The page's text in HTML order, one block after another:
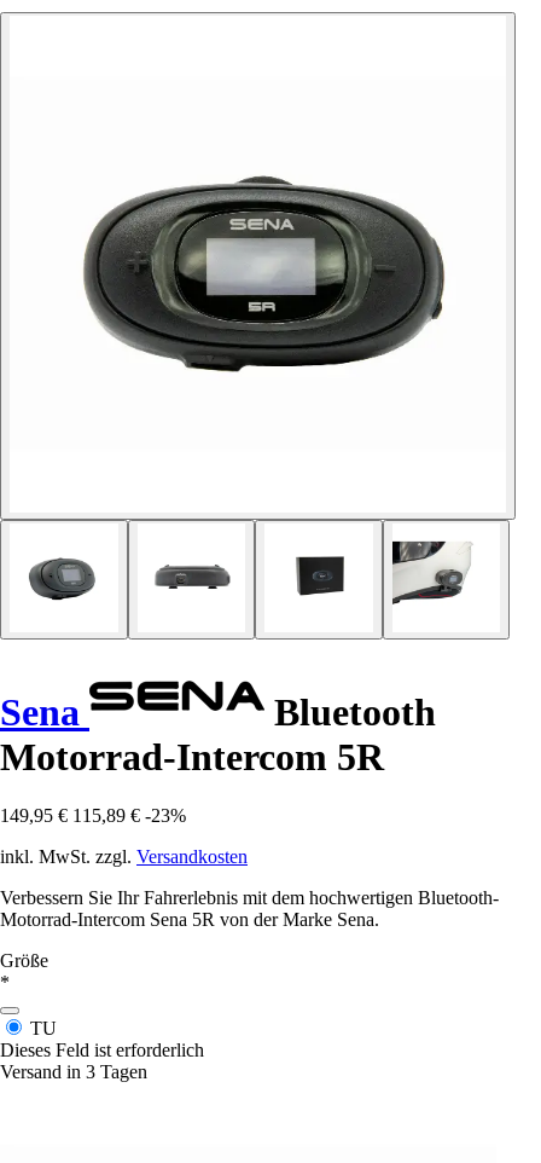
Sena
Bluetooth
Motorrad-Intercom 5R
149,95 € 115,89 € -23%
inkl. MwSt. zzgl. Versandkosten
Verbessern Sie Ihr Fahrerlebnis mit dem hochwertigen Bluetooth-
Motorrad-Intercom Sena 5R von der Marke Sena.
Größe
*
TU
Dieses Feld ist erforderlich
Versand in 3 Tagen